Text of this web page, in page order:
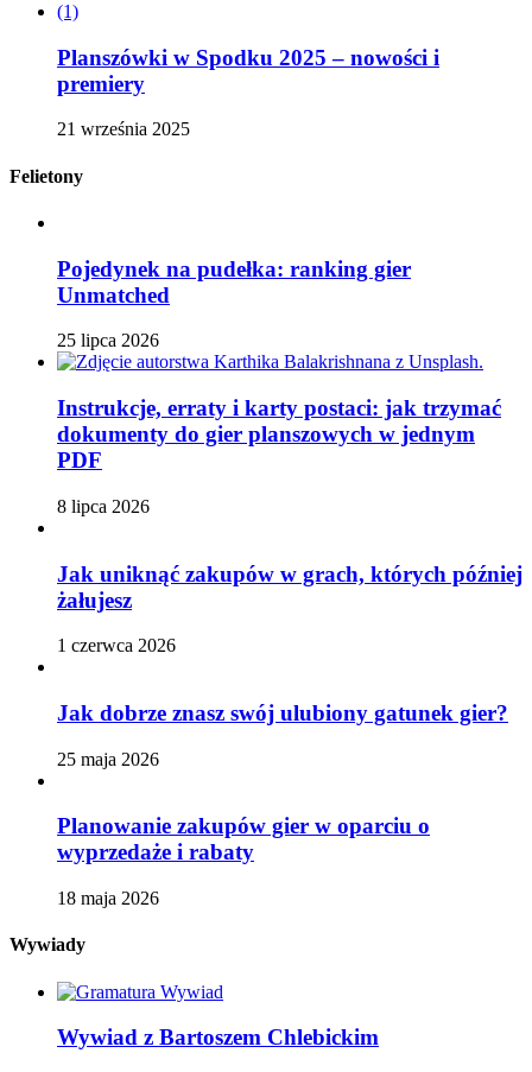
Planszówki w Spodku 2025 – nowości i
premiery
21 września 2025
Felietony
Pojedynek na pudełka: ranking gier
Unmatched
25 lipca 2026
Instrukcje, erraty i karty postaci: jak trzymać
dokumenty do gier planszowych w jednym
PDF
8 lipca 2026
Jak uniknąć zakupów w grach, których później
żałujesz
1 czerwca 2026
Jak dobrze znasz swój ulubiony gatunek gier?
25 maja 2026
Planowanie zakupów gier w oparciu o
wyprzedaże i rabaty
18 maja 2026
Wywiady
Wywiad z Bartoszem Chlebickim